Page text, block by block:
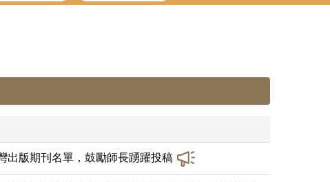
出版期刊名單，鼓勵師長踴躍投稿